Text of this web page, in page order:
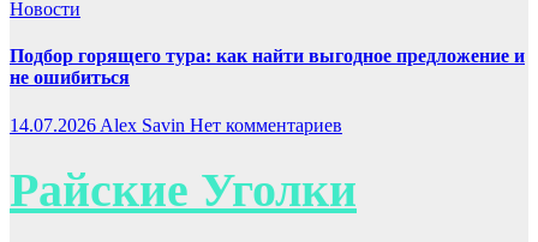
Новости
Подбор горящего тура: как найти выгодное предложение и
не ошибиться
14.07.2026 Alex Savin Нет комментариев
Райские Уголки